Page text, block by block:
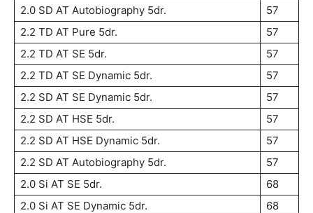
2.0 SD AT Autobiography 5dr.
57
2.2 TD AT Pure 5dr.
57
2.2 TD AT SE 5dr.
57
2.2 TD AT SE Dynamic 5dr.
57
2.2 SD AT SE Dynamic 5dr.
57
2.2 SD AT HSE 5dr.
57
2.2 SD AT HSE Dynamic 5dr.
57
2.2 SD AT Autobiography 5dr.
57
2.0 Si AT SE 5dr.
68
2.0 Si AT SE Dynamic 5dr.
68